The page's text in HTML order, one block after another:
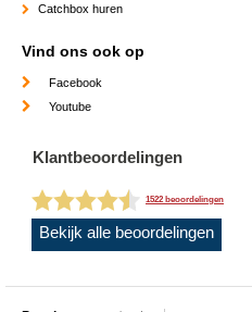
Catchbox huren
Vind ons ook op
Facebook
Youtube
Klantbeoordelingen
1522 beoordelingen
Bekijk alle beoordelingen